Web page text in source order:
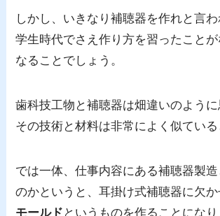
しかし、いきなり補聴器を作れと言
学生時代でさえ作り方を習ったこと
なることでしょう。
歯科技工物と補聴器は畑違いのように
その技術と材料は非常によく似ている
では一体、仕事内容にある補聴器製
のかというと、耳掛け式補聴器に欠
モールド というものを作ることになり